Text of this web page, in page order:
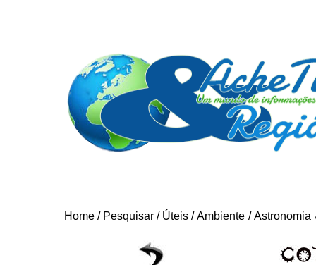
Home / Pesquisar / Úteis /Ambiente /Astronomia